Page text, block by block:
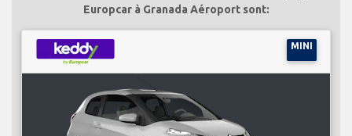
Europcar à Granada Aéroport sont:
MINI